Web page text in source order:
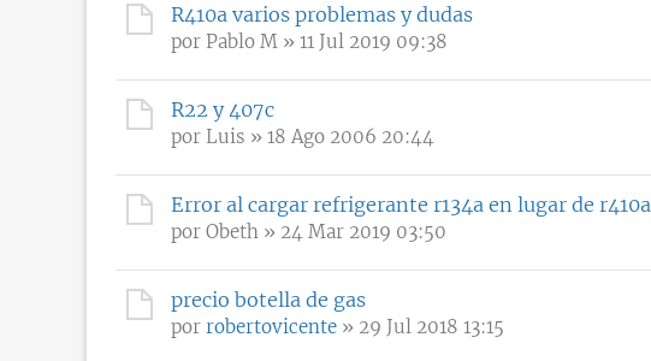
R410a varios problemas y dudas
por Pablo M » 11 Jul 2019 09:38
R22 y 407c
por Luis » 18 Ago 2006 20:44
Error al cargar refrigerante r134a en lugar de r410a
por Obeth » 24 Mar 2019 03:50
precio botella de gas
por robertovicente » 29 Jul 2018 13:15